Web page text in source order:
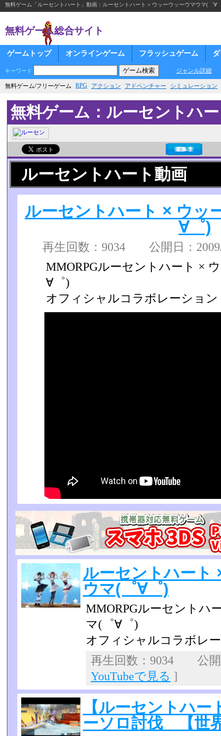
無料ゲーム「ルーセントハート」動画：ルーセントハート × ウッーウッーウマウマ(゜∀
無料ゲーム総合サイト
ゲームトップ オンラインゲーム フラッシュゲーム
キーワード ジャンル詳細
無料ゲーム/フリーゲーム RPG アクション アドベンチャー シミュレーション
無料ゲーム：ルーセントハ
ルーセントハート動画
ルーセントハート × ウッ
∀゜)
再生回数：9034 公開日：
MMORPGルーセントハート ×
∀゜)
オフィシャルコラボレーション
ルーセントハート
ウマ(゜∀゜)
MMORPGルーセントハ
マ(゜∀゜)
オフィシャルコラボレ
再生回数：9034 公
YouTubeで見る ]
【ルーセントハ
ーソロ討伐 【世